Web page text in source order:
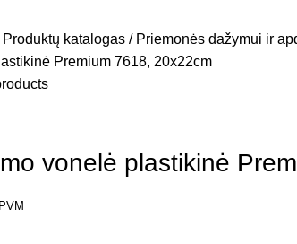
Produktų katalogas Priemonės dažymui ir
Premium 7618, 20x22cm
vonelė plastikinė